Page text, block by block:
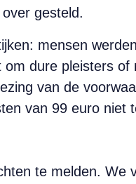
gesteld.
mensen
dure pleisters
van de
van 99 euro niet
te melden. We